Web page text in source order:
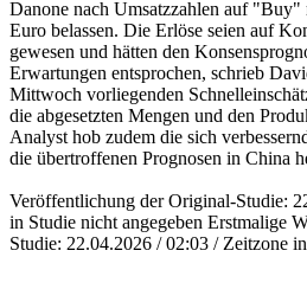
Danone nach Umsatzzahlen auf
Euro belassen. Die Erlöse seien auf
gewesen und hätten den
Erwartungen entsprochen, schrieb
Mittwoch vorliegenden
die abgesetzten Mengen und den
Analyst hob zudem die sich
die übertroffenen Prognosen in China
Veröffentlichung der Original-Studie:
in Studie nicht angegeben Erstmalige
Studie: 22.04.2026 / 02:03 / Zeitzone